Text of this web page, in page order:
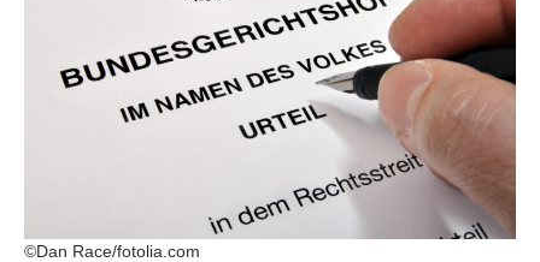
©Dan Race/fotolia.com